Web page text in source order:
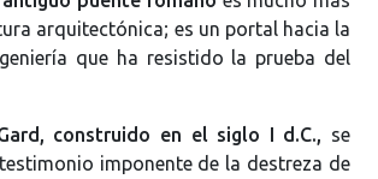
arquitectónica; es un portal hacia la
que ha resistido la prueba del
construido en el siglo I d.C., se
imponente de la destreza de